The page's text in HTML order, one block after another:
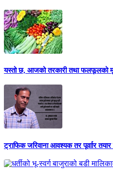
यस्तो छ, आजको तरकारी तथा फलफूलको
ट्राफिक जरिवाना आवश्यक तर पूर्वाार